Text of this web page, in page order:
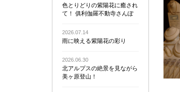
色とりどりの紫陽花に癒され
て！ 俱利伽羅不動寺さんぽ
2026.07.14
雨に映える紫陽花の彩り
2026.06.30
北アルプスの絶景を見ながら
美ヶ原登山！